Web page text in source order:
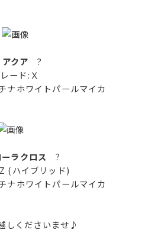
アクア ?
ード:Ｘ
ナホワイトパールマイカ
ーラクロス?
(ハイブリッド)
ナホワイトパールマイカ
しくださいませ ♪